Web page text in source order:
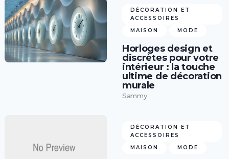
DÉCORATION ET
ACCESSOIRES
MAISON
MODE
Horloges design et
discrètes pour votre
intérieur : la touche
ultime de décoration
murale
Sammy
DÉCORATION ET
ACCESSOIRES
MAISON
MODE